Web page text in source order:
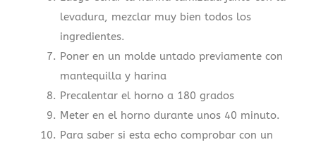
levadura, mezclar muy bien todos los
ingredientes.
Poner en un molde untado previamente con
mantequilla y harina
Precalentar el horno a 180 grados
Meter en el horno durante unos 40 minuto.
Para saber si esta echo comprobar con un